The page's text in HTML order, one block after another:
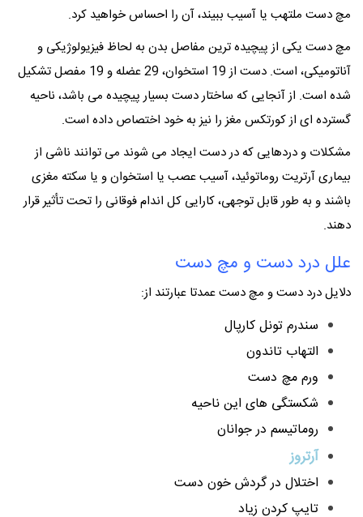
مچ دست ملتهب یا آسیب ببیند، آن را احساس خواهید کرد.
مچ دست یکی از پیچیده ترین مفاصل بدن به لحاظ فیزیولوژیکی و
آناتومیکی، است. دست از 19 استخوان، 29 عضله و 19 مفصل تشکیل
شده است. از آنجایی که ساختار دست بسیار پیچیده می باشد، ناحیه
گسترده ای از کورتکس مغز را نیز به خود اختصاص داده است.
مشکلات و دردهایی که در دست ایجاد می شوند می توانند ناشی از
بیماری آرتریت روماتوئید، آسیب عصب یا استخوان و یا سکته مغزی
باشند و به طور قابل توجهی، کارایی کل اندام فوقانی را تحت تأثیر قرار
دهند.
علل درد دست و مچ دست
دلایل درد دست و مچ دست عمدتا عبارتند از:
سندرم تونل کارپال
التهاب تاندون
ورم مچ دست
شکستگی های این ناحیه
روماتیسم در جوانان
آرتروز
اختلال در گردش خون دست
تایپ کردن زیاد